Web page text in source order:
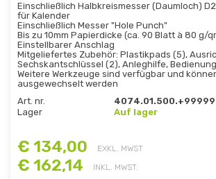
Einschließlich Halbkreismesser (Daumloch)
für Kalender
Einschließlich Messer "Hole Punch"
Bis zu 10mm Papierdicke (ca. 90 Blatt à 80 g/
Einstellbarer Anschlag
Mitgeliefertes Zubehör: Plastikpads (5),
Sechskantschlüssel (2), Anleghilfe,
Weitere Werkzeuge sind verfügbar und
ausgewechselt werden
Art. nr.
4074.01.500.+99999
Lager
Auf lager
€ 134,00 EXKL. MWST
€ 162,14 INKL. MWST.